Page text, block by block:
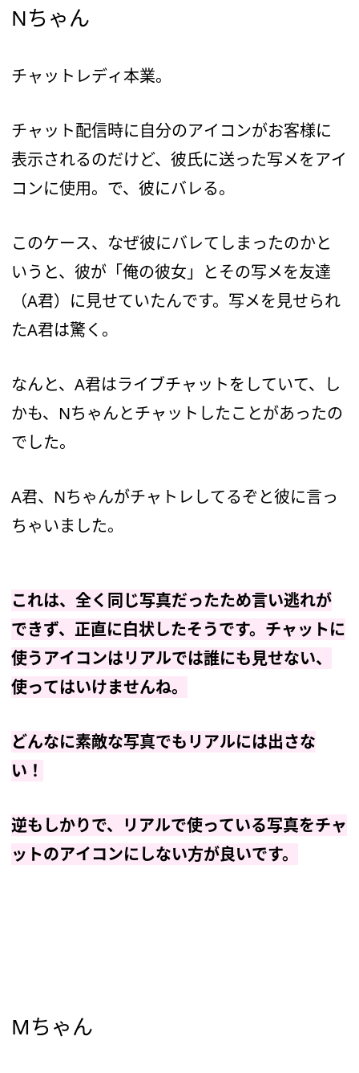
Nちゃん
チャットレディ本業。
チャット配信時に自分のアイコンがお客様に
表示されるのだけど、彼氏に送った写メをアイ
コンに使用。で、彼にバレる。
このケース、なぜ彼にバレてしまったのかと
いうと、彼が「俺の彼女」とその写メを友達
（A君）に見せていたんです。写メを見せられ
たA君は驚く。
なんと、A君はライブチャットをしていて、し
かも、Nちゃんとチャットしたことがあったの
でした。
A君、Nちゃんがチャトレしてるぞと彼に言っ
ちゃいました。
これは、全く同じ写真だったため言い逃れが
できず、正直に白状したそうです。チャットに
使うアイコンはリアルでは誰にも見せない、
使ってはいけませんね。
どんなに素敵な写真でもリアルには出さな
い！
逆もしかりで、リアルで使っている写真をチャ
ットのアイコンにしない方が良いです。
Mちゃん